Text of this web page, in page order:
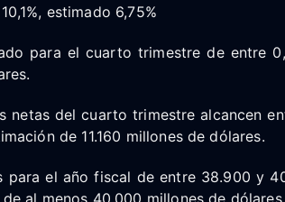
estimado 6,75%
para el cuarto trimestre de entre
netas del cuarto trimestre alcancen
de 11.160 millones de dólares.
para el año fiscal de entre 38.900 y